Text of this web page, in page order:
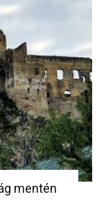
mentén